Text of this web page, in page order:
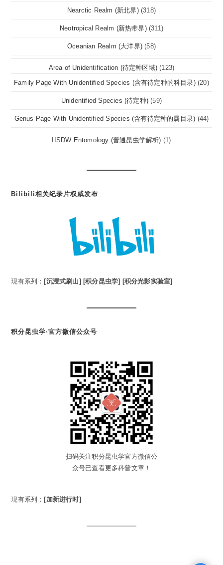
Nearctic Realm (新北界) (318)
Neotropical Realm (新热带界) (311)
Oceanian Realm (大洋界) (58)
Area of Unidentification (待定种区域) (123)
Family Page With Unidentified Species (含有待定种的科目录) (20)
Unidentified Species (待定种) (59)
Genus Page With Unidentified Species (含有待定种的属目录) (44)
IISDW Entomology (普通昆虫学解析) (1)
Bilibili相关纪录片权威发布
现有系列： [沉浸式刷山] [积分昆虫学] [积分光影实验室]
积分昆虫学·官方微信公众号
扫码关注积分昆虫学官方微信公
众号已查看更多科普文章！
现有系列： [加新进行时]